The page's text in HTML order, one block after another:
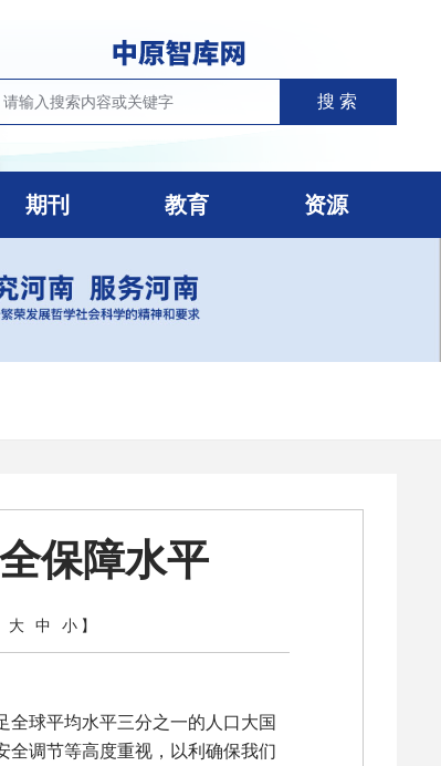
期刊 教育 资源
保障水平
大 中 小 】
球平均水平三分之一的人口大国
全调节等高度重视，以利确保我们